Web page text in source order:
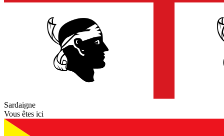
Sardaigne
Vous êtes ici